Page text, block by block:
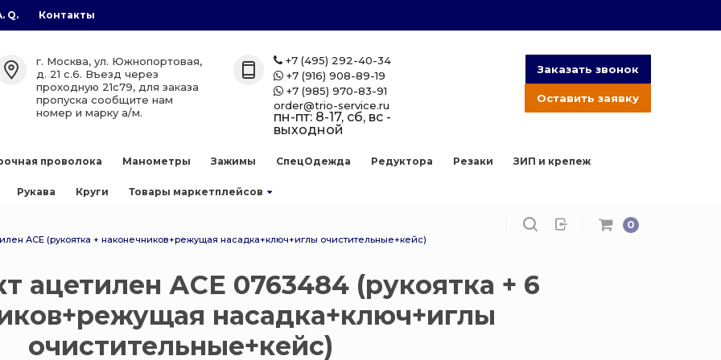
Q. Контакты
проволока Манометры Зажимы СпецОдежда Редуктора Резаки ЗИП и крепеж
Рукава Круги Товары маркетплейсов
0
г. Москва, ул. Южнопортовая,
д. 21 с.6. Въезд через
проходную 21с79, для заказа
пропуска сообщите нам
номер и марку а/м.
+7 (495) 292-40-34
+7 (916) 908-89-19
+7 (985) 970-83-91
order@trio-service.ru
пн-пт: 8-17, сб, вс -
выходной
Заказать звонок
Оставить заявку
АСЕ (рукоятка + наконечников+режущая насадка+ключ+иглы очистительные+кейс)
ацетилен АСЕ 0763484 (рукоятка + 6
насадка+ключ+иглы
очистительные+кейс)